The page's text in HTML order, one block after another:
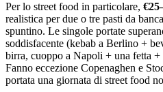
Per lo street food in particolare,
realistica per due o tre pasti da
spuntino. Le singole portate
soddisfacente (kebab a Berlino +
birra, cuoppo a Napoli + una fetta
Fanno eccezione Copenaghen e
portata una giornata di street food